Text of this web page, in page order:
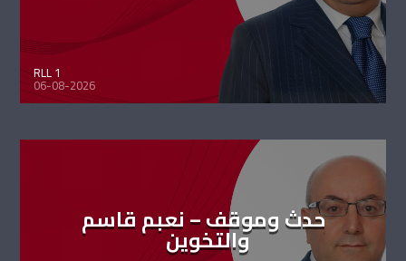
RLL 1
06-08-2026
حدث وموقف – نعبم قاسم
والتخوين